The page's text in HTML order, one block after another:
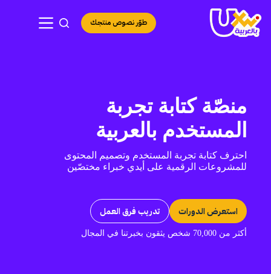
إلى
المحتوى
طوّر نصوص منتجك
منصّة كتابة تجربة
المستخدم بالعربية
احترف كتابة تجربة المستخدم وتصميم المحتوى
للمشروعات الرقمية على أيدي خبراء مختصّين
استعرض الدورات تدريب فرق العمل
أكثر من 70,000 شخص يثقون بخبرتنا في المجال